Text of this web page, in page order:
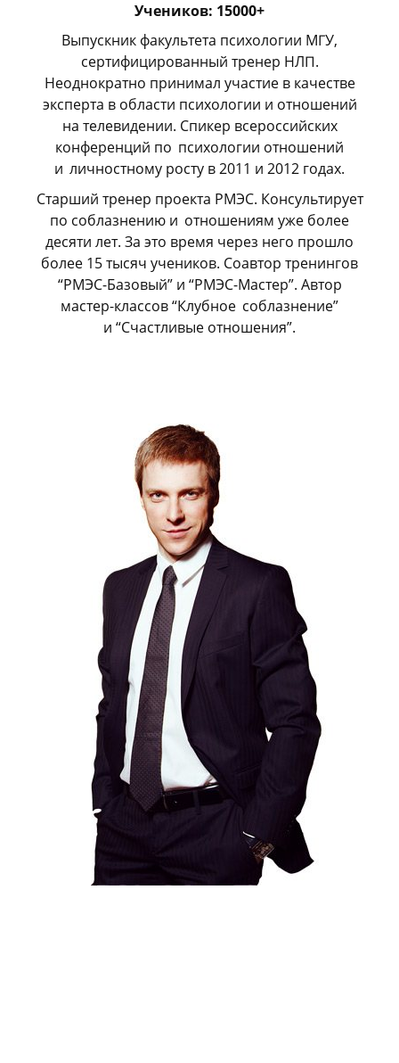
Учеников: 15000+
Выпускник факультета психологии МГУ,
сертифицированный тренер НЛП.
Неоднократно принимал участие в качестве
эксперта в области психологии и отношений
на телевидении. Спикер всероссийских
конференций по психологии отношений
и личностному росту в 2011 и 2012 годах.
Старший тренер проекта РМЭС. Консультирует
по соблазнению и отношениям уже более
десяти лет. За это время через него прошло
более 15 тысяч учеников. Соавтор тренингов
“РМЭС-Базовый” и “РМЭС-Мастер”. Автор
мастер-классов “Клубное соблазнение”
и “Счастливые отношения”.